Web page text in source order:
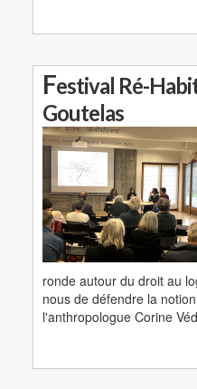
Festival Ré-
Goutelas
ronde autour du droit au
nous de défendre la
l'anthropologue Corine